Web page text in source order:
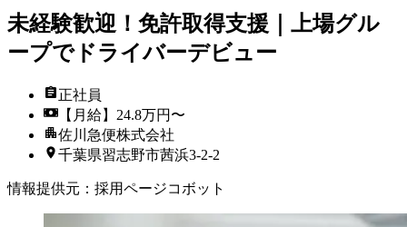
未経験歓迎！免許取得支援｜上場グル
ープでドライバーデビュー
正社員
【月給】24.8万円〜
佐川急便株式会社
千葉県習志野市茜浜3-2-2
情報提供元 ： 採用ページコボット